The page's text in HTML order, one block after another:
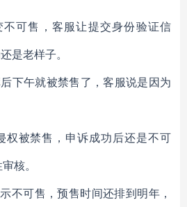
可售，客服让提交身份验证信
是老样子。
下午就被禁售了，客服说是因为
权被禁售，申诉成功后还是不可
核。
不可售，预售时间还排到明年，